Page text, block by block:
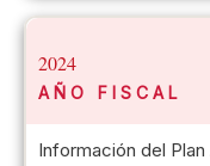
2024
AÑO FISCAL
Información del